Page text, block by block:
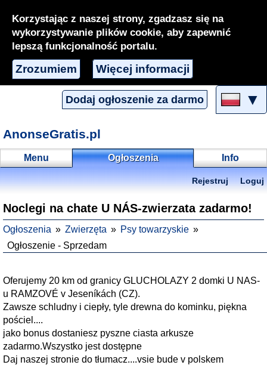
Korzystając z naszej strony, zgadzasz się na
wykorzystywanie plików cookie, aby zapewnić
lepszą funkcjonalność portalu.
Zrozumiem Więcej informacji
Dodaj ogłoszenie za darmo ▼
AnonseGratis.pl
Menu Ogłoszenia Info
Rejestruj Loguj
Noclegi na chate U NÁS-zwierzata zadarmo!
Ogłoszenia Zwierzęta
Psy towarzyskie
Ogłoszenie - Sprzedam
Oferujemy 20 km od granicy GLUCHOLAZY 2 domki U NAS-
u RAMZOVÉ v Jeseníkách (CZ).
Zawsze schludny i ciepły, tyle drewna do kominku, piękna
pościel....
jako bonus dostaniesz pyszne ciasta arkusze
zadarmo.Wszystko jest dostępne
Daj naszej stronie do tłumacz....vsie bude v polskem